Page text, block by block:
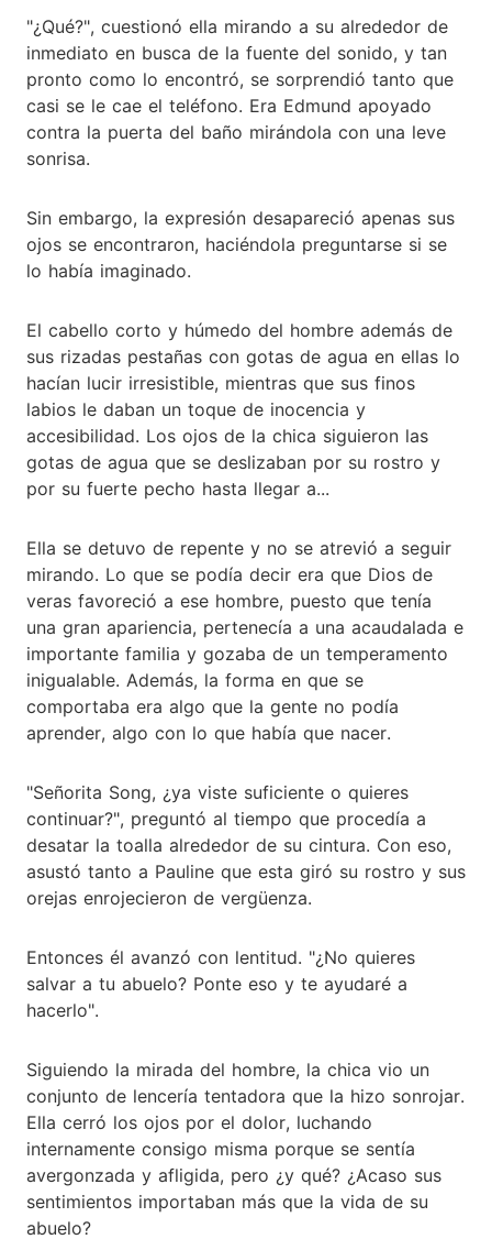
"¿Qué?", cuestionó ella mirando a su alrededor de
inmediato en busca de la fuente del sonido, y tan
pronto como lo encontró, se sorprendió tanto que
casi se le cae el teléfono. Era Edmund apoyado
contra la puerta del baño mirándola con una leve
sonrisa.
Sin embargo, la expresión desapareció apenas sus
ojos se encontraron, haciéndola preguntarse si se
lo había imaginado.
El cabello corto y húmedo del hombre además de
sus rizadas pestañas con gotas de agua en ellas lo
hacían lucir irresistible, mientras que sus finos
labios le daban un toque de inocencia y
accesibilidad. Los ojos de la chica siguieron las
gotas de agua que se deslizaban por su rostro y
por su fuerte pecho hasta llegar a...
Ella se detuvo de repente y no se atrevió a seguir
mirando. Lo que se podía decir era que Dios de
veras favoreció a ese hombre, puesto que tenía
una gran apariencia, pertenecía a una acaudalada e
importante familia y gozaba de un temperamento
inigualable. Además, la forma en que se
comportaba era algo que la gente no podía
aprender, algo con lo que había que nacer.
"Señorita Song, ¿ya viste suficiente o quieres
continuar?", preguntó al tiempo que procedía a
desatar la toalla alrededor de su cintura. Con eso,
asustó tanto a Pauline que esta giró su rostro y sus
orejas enrojecieron de vergüenza.
Entonces él avanzó con lentitud. "¿No quieres
salvar a tu abuelo? Ponte eso y te ayudaré a
hacerlo".
Siguiendo la mirada del hombre, la chica vio un
conjunto de lencería tentadora que la hizo sonrojar.
Ella cerró los ojos por el dolor, luchando
internamente consigo misma porque se sentía
avergonzada y afligida, pero ¿y qué? ¿Acaso sus
sentimientos importaban más que la vida de su
abuelo?